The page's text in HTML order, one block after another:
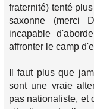
fraternité) tenté
saxonne (merci
incapable
affronter le camp
Il faut plus que
sont une vraie
pas nationaliste, et